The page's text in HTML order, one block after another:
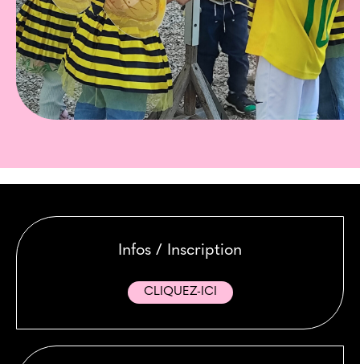
Infos / Inscription
CLIQUEZ-ICI